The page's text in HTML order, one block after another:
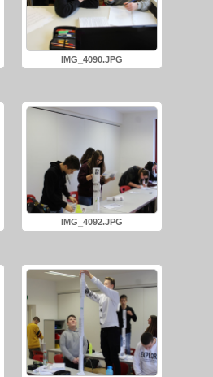
IMG_4090.JPG
IMG_4092.JPG